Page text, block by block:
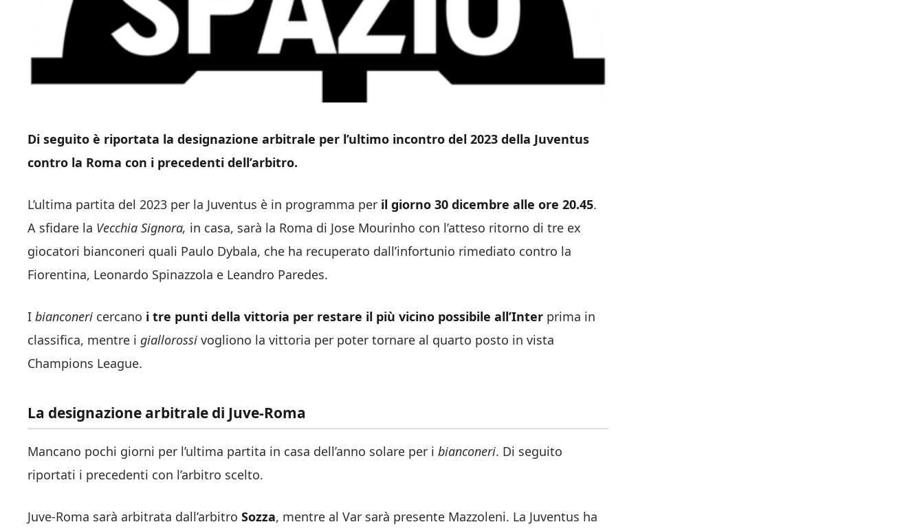
Di seguito è riportata la designazione arbitrale per l’ultimo incontro del 2023 della Juventus
contro la Roma con i precedenti dell’arbitro.
L’ultima partita del 2023 per la Juventus è in programma per il giorno 30 dicembre alle ore 20.45.
A sfidare la Vecchia Signora, in casa, sarà la Roma di Jose Mourinho con l’atteso ritorno di tre ex
giocatori bianconeri quali Paulo Dybala, che ha recuperato dall’infortunio rimediato contro la
Fiorentina, Leonardo Spinazzola e Leandro Paredes.
I bianconeri cercano i tre punti della vittoria per restare il più vicino possibile all’Inter prima in
classifica, mentre i giallorossi vogliono la vittoria per poter tornare al quarto posto in vista
Champions League.
La designazione arbitrale di Juve-Roma
Mancano pochi giorni per l’ultima partita in casa dell’anno solare per i bianconeri. Di seguito
riportati i precedenti con l’arbitro scelto.
Juve-Roma sarà arbitrata dall’arbitro Sozza, mentre al Var sarà presente Mazzoleni. La Juventus ha